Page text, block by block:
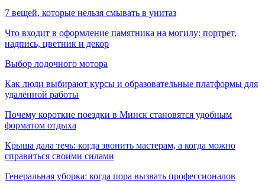
7 вещей, которые нельзя смывать в унитаз
Что входит в оформление памятника на могилу: портрет,
надпись, цветник и декор
Выбор лодочного мотора
Как люди выбирают курсы и образовательные платформы для
удалённой работы
Почему короткие поездки в Минск становятся удобным
форматом отдыха
Крыша дала течь: когда звонить мастерам, а когда можно
справиться своими силами
Генеральная уборка: когда пора вызвать профессионалов